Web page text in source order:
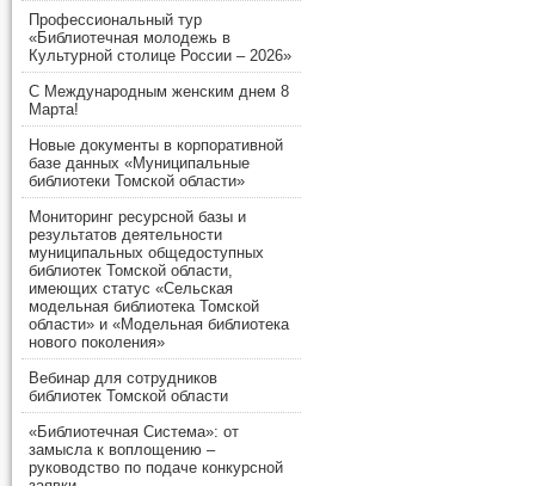
Профессиональный тур
«Библиотечная молодежь в
Культурной столице России – 2026»
С Международным женским днем 8
Марта!
Новые документы в корпоративной
базе данных «Муниципальные
библиотеки Томской области»
Мониторинг ресурсной базы и
результатов деятельности
муниципальных общедоступных
библиотек Томской области,
имеющих статус «Сельская
модельная библиотека Томской
области» и «Модельная библиотека
нового поколения»
Вебинар для сотрудников
библиотек Томской области
«Библиотечная Система»: от
замысла к воплощению –
руководство по подаче конкурсной